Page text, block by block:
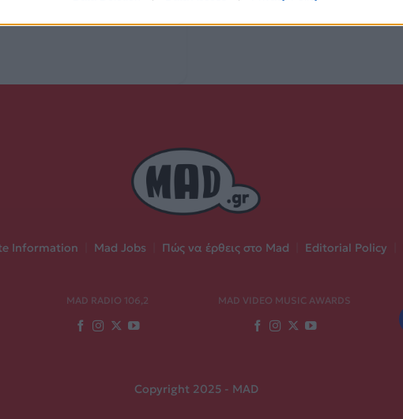
Information Mad Jobs Πώς να έρθεις στο Mad Editorial Policy
MAD RADIO 106,2 MAD VIDEO MUSIC AWARDS
Copyright 2025 - MAD